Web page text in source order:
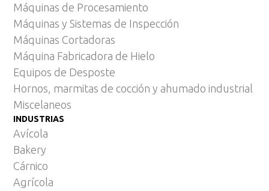
Máquinas de Procesamiento
Máquinas y Sistemas de Inspección
Máquinas Cortadoras
Máquina Fabricadora de Hielo
Equipos de Desposte
Hornos, marmitas de cocción y ahumado industrial
Miscelaneos
INDUSTRIAS
Avícola
Bakery
Cárnico
Agrícola